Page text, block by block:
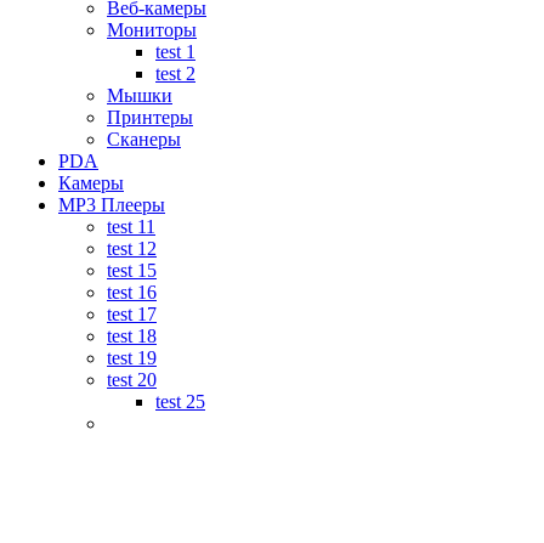
Веб-камеры
Мониторы
test 1
test 2
Мышки
Принтеры
Сканеры
PDA
Камеры
MP3 Плееры
test 11
test 12
test 15
test 16
test 17
test 18
test 19
test 20
test 25